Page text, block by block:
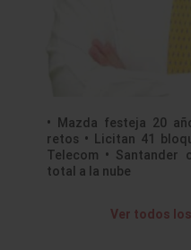
• Mazda festeja 20
retos • Licitan 41
Telecom • Santander
total a la nube
Ver todos